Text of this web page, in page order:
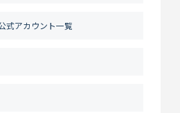
式アカウント一覧